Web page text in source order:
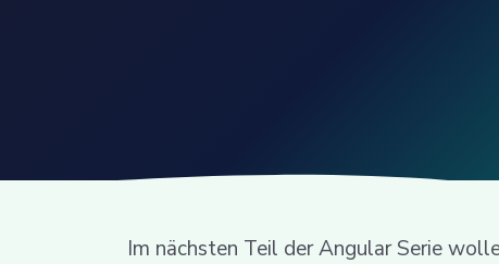
Im nächsten Teil der Angular Serie